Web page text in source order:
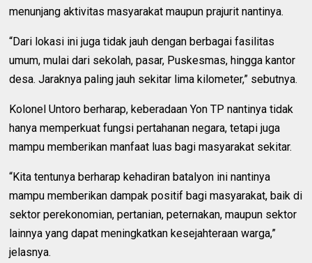
menunjang aktivitas masyarakat maupun prajurit nantinya.
“Dari lokasi ini juga tidak jauh dengan berbagai fasilitas
umum, mulai dari sekolah, pasar, Puskesmas, hingga kantor
desa. Jaraknya paling jauh sekitar lima kilometer,” sebutnya.
Kolonel Untoro berharap, keberadaan Yon TP nantinya tidak
hanya memperkuat fungsi pertahanan negara, tetapi juga
mampu memberikan manfaat luas bagi masyarakat sekitar.
“Kita tentunya berharap kehadiran batalyon ini nantinya
mampu memberikan dampak positif bagi masyarakat, baik di
sektor perekonomian, pertanian, peternakan, maupun sektor
lainnya yang dapat meningkatkan kesejahteraan warga,”
jelasnya.